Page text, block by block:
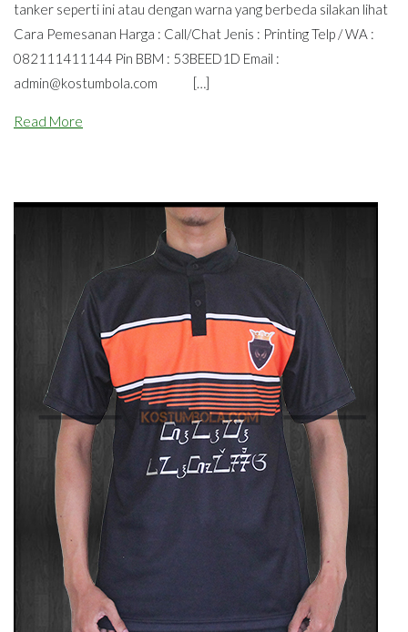
tanker seperti ini atau dengan warna yang berbeda silakan lihat
Cara Pemesanan Harga : Call/Chat Jenis : Printing Telp / WA :
082111411144 Pin BBM : 53BEED1D Email :
admin@kostumbola.com […]
Read More